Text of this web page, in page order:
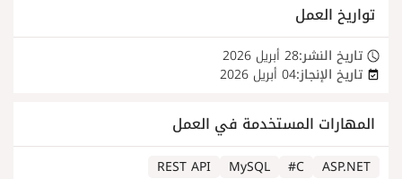
تواريخ العمل
تاريخ النشر:28 أبريل 2026
تاريخ الإنجاز:04 أبريل 2026
المهارات المستخدمة في العمل
ASP.NET
C#
MySQL
REST API